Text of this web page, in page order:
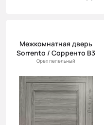
Межкомнатная дверь
Sorrento / Сорренто В3
Орех пепельный